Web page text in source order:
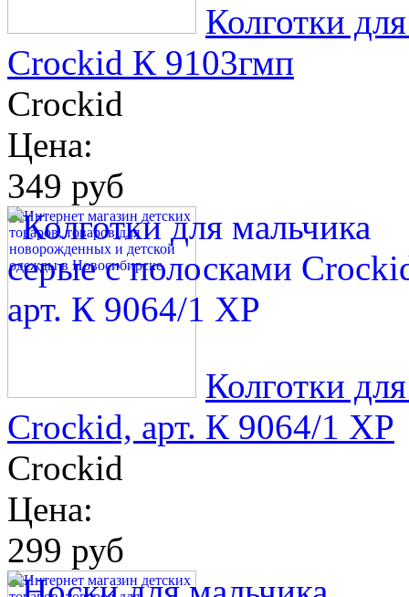
Колготки
Crockid К 9103гмп
Crockid
Цена:
349 руб
Колготки
Crockid, арт. К 9064/1 ХР
Crockid
Цена:
299 руб